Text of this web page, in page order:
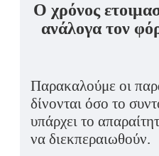
Ο χρόνος
ανάλογα τον
Παρακαλούμε οι
δίνονται όσο το
υπάρχει το
να διεκπεραιωθούν.